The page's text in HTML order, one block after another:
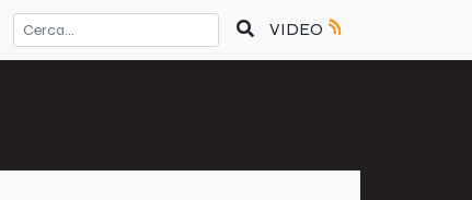
VIDEO